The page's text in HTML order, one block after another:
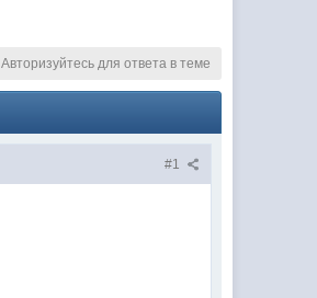
Авторизуйтесь для ответа в теме
#1